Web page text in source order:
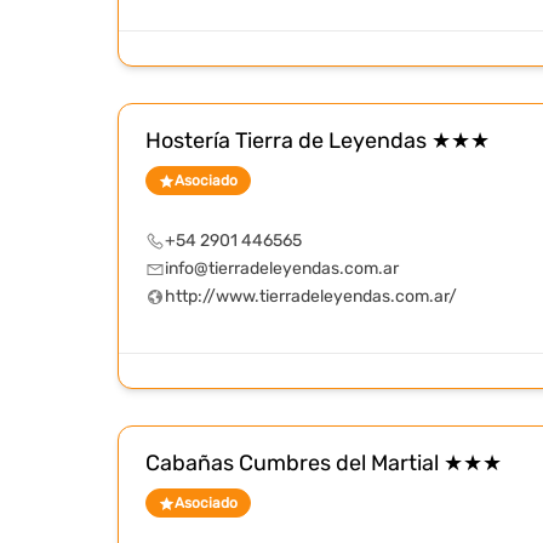
Hostería Tierra de Leyendas ★★★
Asociado
+54 2901 446565
info@tierradeleyendas.com.ar
http://www.tierradeleyendas.com.ar/
Cabañas Cumbres del Martial ★★★
Asociado